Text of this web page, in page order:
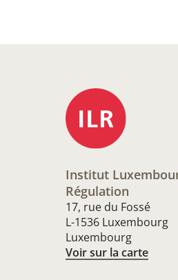
Institut
Régulation
17, rue du Fossé
L-1536 Luxembourg
Luxembourg
Voir sur la carte